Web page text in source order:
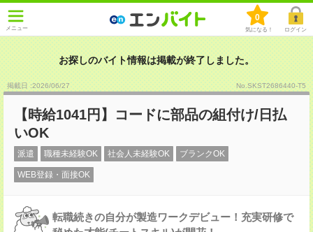
メニュー
0
気になる！ ログイン
お探しのバイト情報は掲載が終了しました。
掲載日 :2026/06/27 No.SKST2686440-T5
【時給1041円】コードに部品の組付け/日払
いOK
派遣 職種未経験OK 社会人未経験OK ブランクOK
WEB登録・面接OK
転職続きの自分が製造ワークデビュー！充実研修で